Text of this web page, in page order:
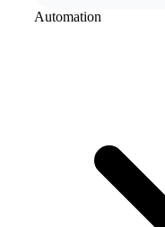
Automation